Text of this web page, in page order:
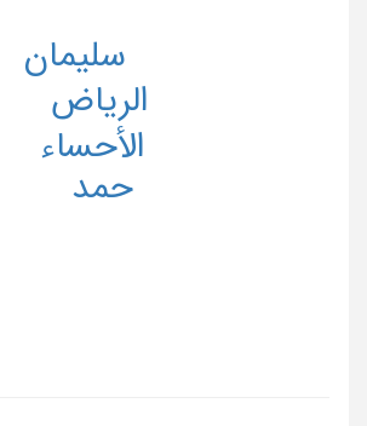
الأحساء
الریاض
حمد
سلیمان